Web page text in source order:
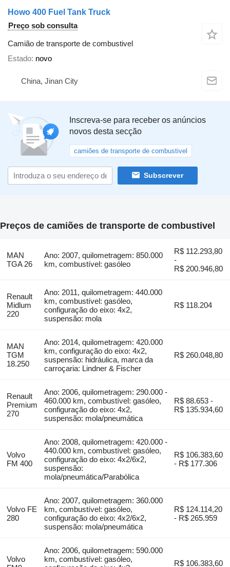
Howo 400 Fuel Tank Truck
Preço sob consulta
Camião de transporte de combustivel
Estado novo
China, Jinan City
Inscreva-se para receber os anúncios
novos desta secção
camiões de transporte de combustivel
Subscrever
Preços de camiões de transporte de combustivel
MAN
TGA 26
Ano: 2007, quilometragem: 850.000
km, combustível: gasóleo
R$ 112.293,80
-
R$ 200.946,80
Renault
Midlum
220
Ano: 2011, quilometragem: 440.000
km, combustível: gasóleo,
configuração do eixo: 4x2,
suspensão: mola
R$ 118.204
MAN
TGM
18.250
Ano: 2014, quilometragem: 420.000
km, configuração do eixo: 4x2,
suspensão: hidráulica, marca da
carroçaria: Lindner & Fischer
R$ 260.048,80
Renault
Premium
270
Ano: 2006, quilometragem: 290.000 -
460.000 km, combustível: gasóleo,
configuração do eixo: 4x2,
suspensão: mola/pneumática
R$ 88.653 -
R$ 135.934,60
Volvo
FM 400
Ano: 2008, quilometragem: 420.000 -
440.000 km, combustível: gasóleo,
configuração do eixo: 4x2/6x2,
suspensão:
mola/pneumática/Parabólica
R$ 106.383,60
- R$ 177.306
Volvo FE
280
Ano: 2007, quilometragem: 360.000
km, combustível: gasóleo,
configuração do eixo: 4x2/6x2,
suspensão: mola/pneumática
R$ 124.114,20
- R$ 265.959
Volvo
Ano: 2006, quilometragem: 590.000
km, combustível: gasóleo,
R$ 106.383,60